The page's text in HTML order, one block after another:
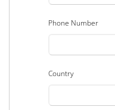
Phone Number
Country